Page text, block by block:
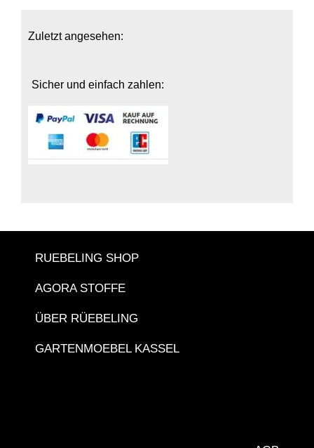
Zuletzt angesehen:
Sicher und einfach zahlen:
RUEBELING SHOP
AGORA STOFFE
ÜBER RÜEBELING
GARTENMOEBEL KASSEL